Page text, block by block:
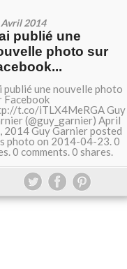
2014
publié une
photo sur
publié une nouvelle photo
Facebook
t.co/iTLX4MeRGA Guy
(@guy_garnier) April
2014 Guy Garnier posted
photo on 2014-04-23. 0
0 comments. 0 shares.